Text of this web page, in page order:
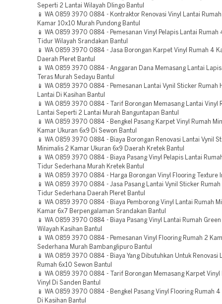
Seperti 2 Lantai Wilayah Dlingo Bantul
📱 WA 0859 3970 0884 - Kontraktor Renovasi Vinyl Lantai
Kamar 10x10 Murah Pundong Bantul
📱 WA 0859 3970 0884 - Pemesanan Vinyl Pelapis Lantai Rumah
Tidur Wilayah Srandakan Bantul
📱 WA 0859 3970 0884 - Jasa Borongan Karpet Vinyl Rumah 4
Daerah Pleret Bantul
📱 WA 0859 3970 0884 - Anggaran Dana Memasang Lantai
Teras Murah Sedayu Bantul
📱 WA 0859 3970 0884 - Pemesanan Lantai Vynil Sticker Rumah
Lantai Di Kasihan Bantul
📱 WA 0859 3970 0884 - Tarif Borongan Memasang Lantai Vinyl
Lantai Seperti 2 Lantai Murah Banguntapan Bantul
📱 WA 0859 3970 0884 - Bengkel Pasang Karpet Vinyl Rumah
Kamar Ukuran 6x9 Di Sewon Bantul
📱 WA 0859 3970 0884 - Biaya Borongan Renovasi Lantai Vynil
Minimalis 2 Kamar Ukuran 6x9 Daerah Kretek Bantul
📱 WA 0859 3970 0884 - Biaya Pasang Vinyl Pelapis Lantai
Tidur Sederhana Murah Kretek Bantul
📱 WA 0859 3970 0884 - Harga Borongan Vinyl Flooring Texture
📱 WA 0859 3970 0884 - Jasa Pasang Lantai Vynil Sticker
Tidur Sederhana Daerah Pleret Bantul
📱 WA 0859 3970 0884 - Biaya Pemborong Vinyl Lantai Rumah
Kamar 6x7 Berpengalaman Srandakan Bantul
📱 WA 0859 3970 0884 - Biaya Pasang Vinyl Lantai Rumah
Wilayah Kasihan Bantul
📱 WA 0859 3970 0884 - Pemesanan Vinyl Flooring Rumah 2
Sederhana Murah Bambanglipuro Bantul
📱 WA 0859 3970 0884 - Biaya Yang Dibutuhkan Untuk Renovasi
Rumah 6x10 Sewon Bantul
📱 WA 0859 3970 0884 - Tarif Borongan Memasang Karpet Vinyl
Vinyl Di Sanden Bantul
📱 WA 0859 3970 0884 - Bengkel Pasang Vinyl Flooring Rumah
Di Kasihan Bantul